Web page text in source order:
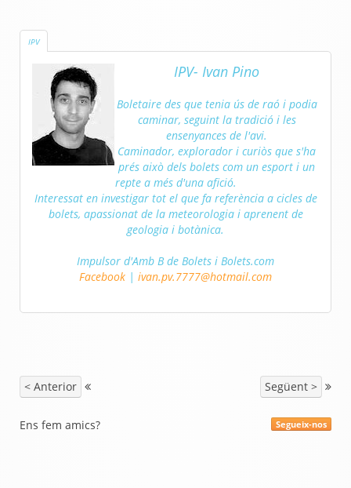
IPV
IPV- Ivan Pino
Boletaire des que tenia ús de raó i podia
caminar, seguint la tradició i les
ensenyances de l'avi.
Caminador, explorador i curiòs que s'ha
prés això dels bolets com un esport i un
repte a més d'una afició.
Interessat en investigar tot el que fa referència a cicles de
bolets, apassionat de la meteorologia i aprenent de
geologia i botànica.
Impulsor d'Amb B de Bolets i Bolets.com
Facebook | ivan.pv.7777@hotmail.com
< Anterior Següent >
Segueix-nos
Ens fem amics?